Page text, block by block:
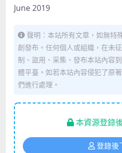
June 2019
聲明：本站所有文章，如無特
創發布。任何個人或組織，在未
制、盜用、采集、發布本站內容
體平臺。如若本站內容侵犯了原
們進行處理。
本資源登錄
登錄後